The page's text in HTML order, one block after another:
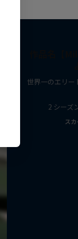
世界一のエリー
2 シーズ
ス